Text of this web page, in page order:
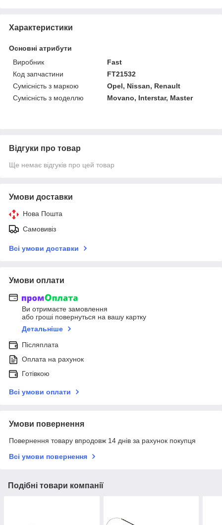
Характеристики
Основні атрибути
Виробник
Fast
Код запчастини
FT21532
Сумісність з маркою
Opel, Nissan, Renault
Сумісність з моделлю
Movano, Interstar, Master
Відгуки про товар
Ще немає відгуків про цей товар
Умови доставки
Нова Пошта
Самовивіз
Всі умови доставки
Умови оплати
Ви отримаєте замовлення
або гроші повернуться на вашу картку
Детальніше
Післяплата
Оплата на рахунок
Готівкою
Всі умови оплати
Умови повернення
Повернення товару впродовж 14 днів за рахунок покупця
Всі умови повернення
Подібні товари компанії